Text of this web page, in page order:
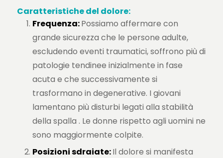
Caratteristiche del dolore:
Frequenza:Possiamo affermare con
grande sicurezza che le persone adulte,
escludendo eventi traumatici, soffrono più di
patologie tendinee inizialmente in fase
acuta e che successivamente si
trasformano in degenerative. I giovani
lamentano più disturbi legati alla stabilità
della spalla . Le donne rispetto agli uomini ne
sono maggiormente colpite.
Posizioni sdraiate:Il dolore si manifesta